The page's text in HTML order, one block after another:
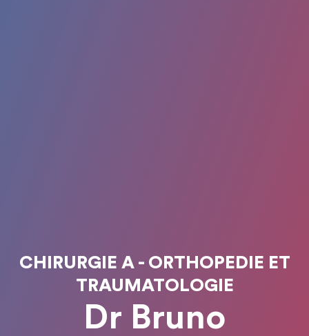
CHIRURGIE A - ORTHOPEDIE ET
TRAUMATOLOGIE
Dr Bruno